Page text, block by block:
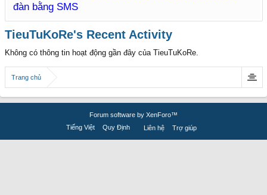
đàn bằng SMS
TieuTuKoRe's Recent Activity
Không có thông tin hoạt động gần đây của TieuTuKoRe.
Trang chủ
Forum software by XenForo™
Tiếng Việt
Quy Định Liên hệ Trợ giúp